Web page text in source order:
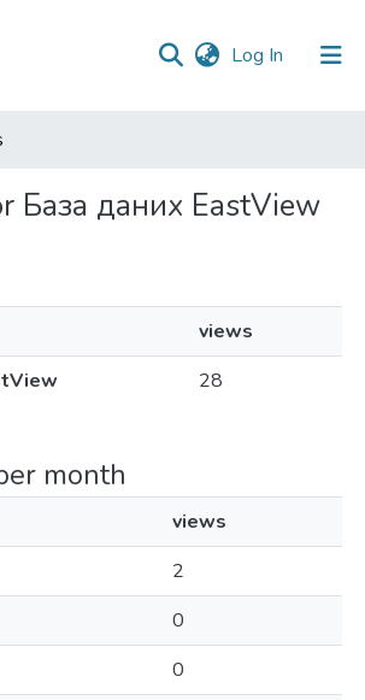
Log In (current)
База даних EastView
views
28
month
views
2
0
0